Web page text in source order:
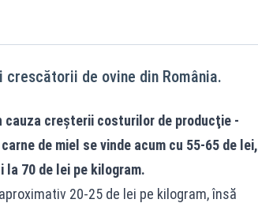
de ovine din România.
cauza creşterii costurilor de producţie -
de miel se vinde acum cu 55-65 de lei,
70 de lei pe kilogram.
20-25 de lei pe kilogram, însă